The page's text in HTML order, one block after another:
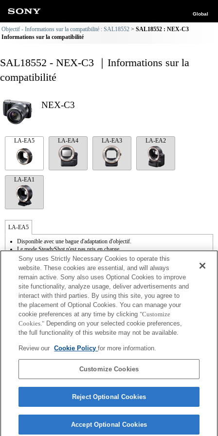
Global
Objectif - Informations sur la compatibilité : SAL18552
SAL18552 : NEX-C3
Informations sur la compatibilité
SAL18552 - NEX-C3 ｜Informations sur la
compatibilité
NEX-C3
LA-EA5 LA-EA4 LA-EA3 LA-EA2
LA-EA1
LA-EA5
Disponible avec une bague d'adaptation d'objectif.
Le mode SteadyShot n'est pas pris en charge.
La fonction Photo Creativity [Créativité photo] n'est pas opérationnelle.
L'ouverture est fixe pendant l'enregistrement vidéo. L'ouverture peut être sélectionnée
avant l'enregistrement de films en mode A (priorité au diaphragme).
La fonction de mise au point automatique (AF-S (AF simple)) peut être utilisée. En
cas d'installation d'un objectif à monture A, la mise au point automatique s'avère plus
lente qu'avec un objectif à monture E. Comptez entre 2 et 7 secondes pour effectuer
cette opération (sur base de l'étalon de mesure appliqué par Sony). La durée peut
varier en fonction du sujet photographié et de la luminosité de l'environnement de
prise de vue. Lorsque vous enregistrez des films en mode de mise au point
automatique (AF), il se peut que le bruit de fonctionnement de l'objectif soit
enregistré.
au point manuelle ne fonctionne pas automatiquement lorsque vous tournez la bague
de mise au point. Vous pouvez agrandir l'image en sélectionnant la fonction [Loupe
mise pt] ou [Aide MF] sur n'importe quelle touche de "Réglag. touche perso".
Sony uses Strictly Necessary Cookies to operate this
website. These cookies are essential, and will always
remain active. Sony also uses Optional Cookies to improve
site functionality, analyze usage, deliver advertisements and
interact with third parties. By using this site, you agree to
the placement of Optional Cookies. You can manage your
cookie preferences at any time by clicking "Customize
Cookies." Depending on your selected cookie preferences,
the full functionality of this website may not be available.
Review our Cookie Policyfor more information.
Customize Cookies
Reject Optional Cookies
Accept Optional Cookies